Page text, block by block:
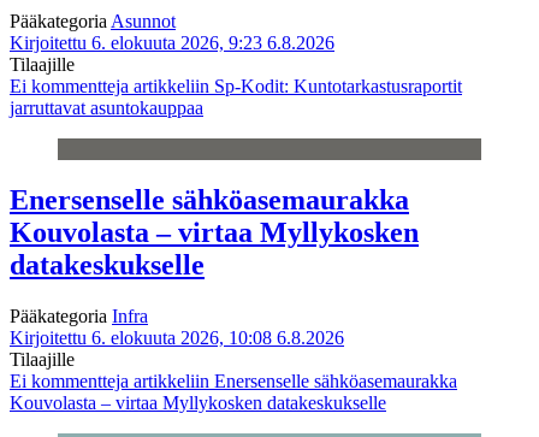
Pääkategoria Asunnot
Kirjoitettu 6. elokuuta 2026, 9:23 6.8.2026
Tilaajille
Ei kommentteja artikkeliin Sp-Kodit: Kuntotarkastusraportit
jarruttavat asuntokauppaa
Enersenselle sähköasemaurakka
Kouvolasta – virtaa Myllykosken
datakeskukselle
Pääkategoria Infra
Kirjoitettu 6. elokuuta 2026, 10:08 6.8.2026
Tilaajille
Ei kommentteja artikkeliin Enersenselle sähköasemaurakka
Kouvolasta – virtaa Myllykosken datakeskukselle